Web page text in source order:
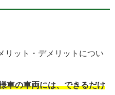
リット・デメリットについ
車の車両には、できるだけ